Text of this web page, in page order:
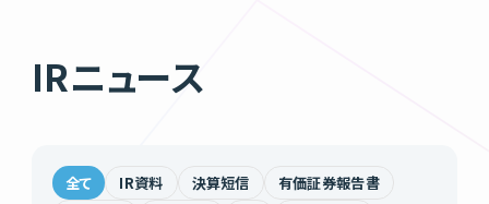
IRニュース
全て IR資料 決算短信
有価証券報告書